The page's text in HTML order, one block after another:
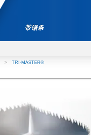
带锯条
> TRI-MASTER®